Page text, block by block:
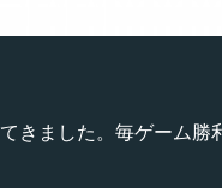
きました。毎ゲーム